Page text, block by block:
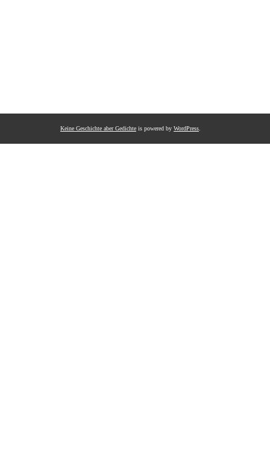
Keine Geschichte aber Gedichte is powered by WordPress